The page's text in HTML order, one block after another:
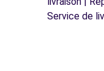
Service de